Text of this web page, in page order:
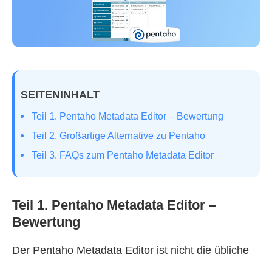
SEITENINHALT
Teil 1. Pentaho Metadata Editor – Bewertung
Teil 2. Großartige Alternative zu Pentaho
Teil 3. FAQs zum Pentaho Metadata Editor
Teil 1. Pentaho Metadata Editor –
Bewertung
Der Pentaho Metadata Editor ist nicht die übliche